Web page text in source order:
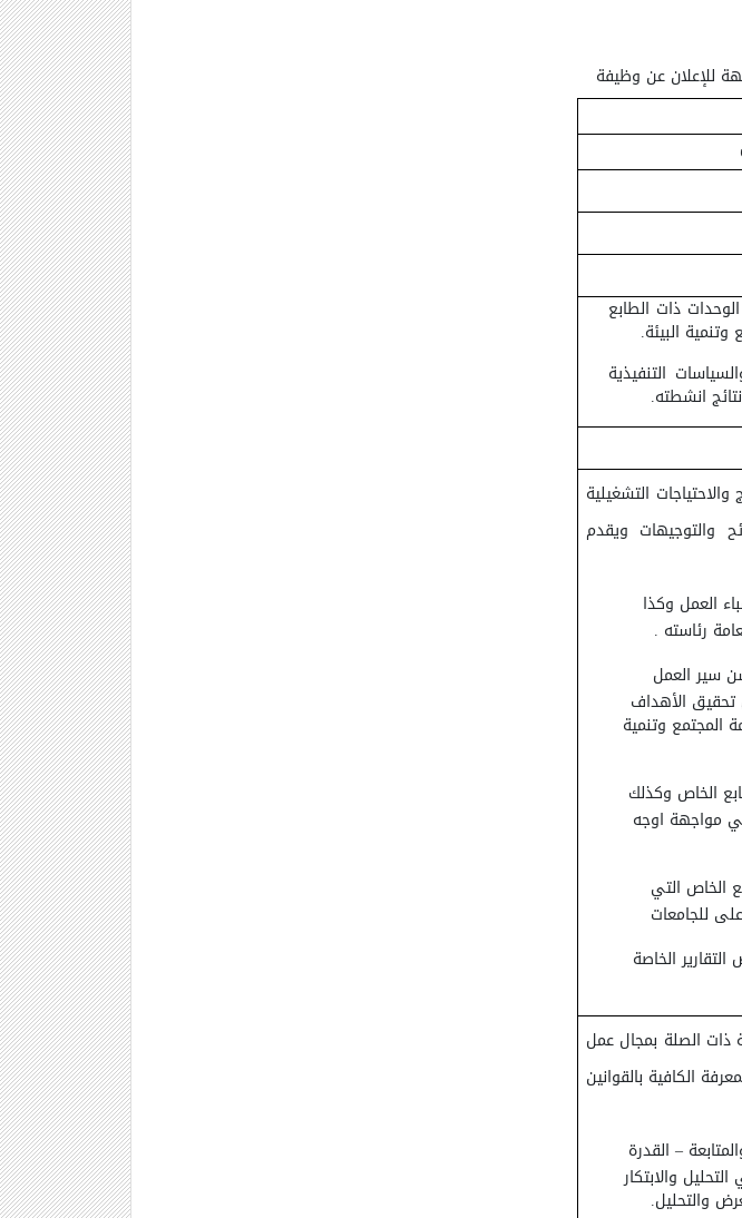
للإعلان عن وظيفة
ذات الطابع
البيئة.
التنفيذية
انشطته.
التشغيلية
والتوجيهات ويقدم
العمل وكذا
رئاسته .
سير العمل
تحقيق الأهداف
المجتمع وتنمية
الخاص وكذلك
مواجهة اوجه
الخاص التي
للجامعات
الخاصة
ذات الصلة بمجال عمل
الكافية بالقوانين
– القدرة
والابتكار
والتحليل.